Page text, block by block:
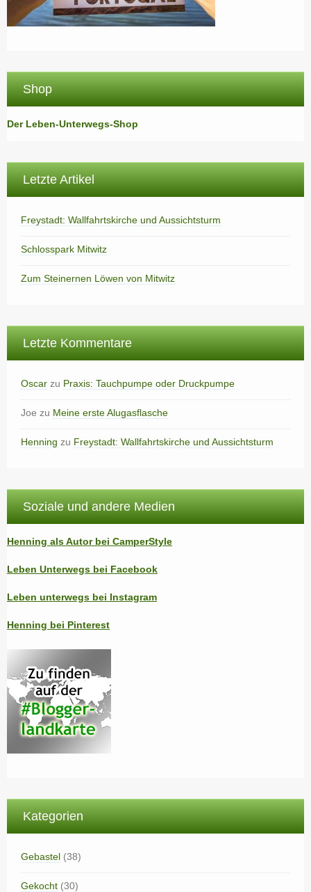
Shop
Der Leben-Unterwegs-Shop
Letzte Artikel
Freystadt: Wallfahrtskirche und Aussichtsturm
Schlosspark Mitwitz
Zum Steinernen Löwen von Mitwitz
Letzte Kommentare
Oscar zu Praxis: Tauchpumpe oder Druckpumpe
Joe zu Meine erste Alugasflasche
Henning zu Freystadt: Wallfahrtskirche und Aussichtsturm
Soziale und andere Medien
Henning als Autor bei CamperStyle
Leben Unterwegs bei Facebook
Leben unterwegs bei Instagram
Henning bei Pinterest
Kategorien
Gebastel (38)
Gekocht (30)